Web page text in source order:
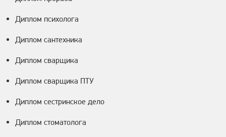
Диплом психолога
Диплом сантехника
Диплом сварщика
Диплом сварщика ПТУ
Диплом сестринское дело
Диплом стоматолога